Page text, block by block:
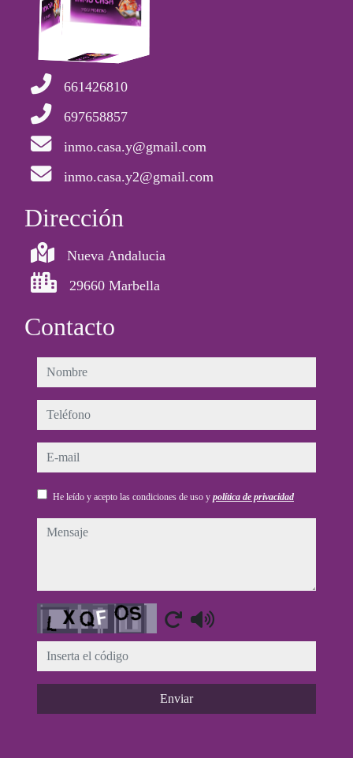
661426810
697658857
inmo.casa.y@gmail.com
inmo.casa.y2@gmail.com
Dirección
Nueva Andalucia
29660 Marbella
Contacto
nombre
teléfono
e-mail
He leído y acepto las condiciones de uso y política de privacidad
mensaje
Captcha
Enviar